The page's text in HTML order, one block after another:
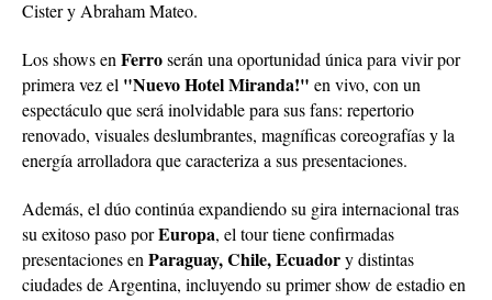
primera vez el"Nuevo Hotel Miranda!"en vivo, con un
espectáculo que será inolvidable para sus fans: repertorio
renovado, visuales deslumbrantes, magníficas coreografías y la
energía arrolladora que caracteriza a sus presentaciones.
su exitoso paso porEuropa, el tour tiene confirmadas
presentaciones enParaguay, Chile, Ecuadory distintas
ciudades de Argentina, incluyendo su primer show de estadio en
Chileel próximo 8 de noviembre en el Claro Arena.